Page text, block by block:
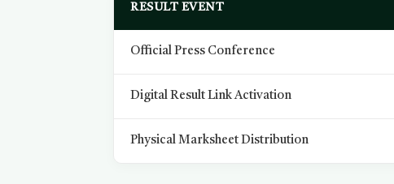
RESULT EVENT
Official Press Conference
Digital Result Link Activation
Physical Marksheet Distribution